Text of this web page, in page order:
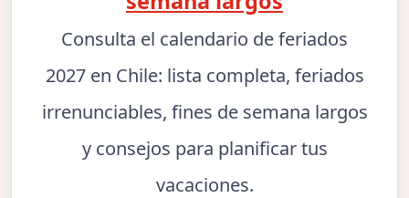
Consulta el calendario de feriados
2027 en Chile: lista completa, feriados
irrenunciables, fines de semana largos
y consejos para planificar tus
vacaciones.